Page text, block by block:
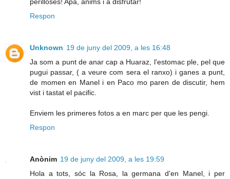
Respon
Unknown 19 de juny del 2009, a les 16:48
Ja som a punt de anar cap a Huaraz, l'estomac ple, pel que
pugui passar, ( a veure com sera el ranxo) i ganes a punt,
de momen en Manel i en Paco mo paren de discutir, hem
vist i tastat el pacific.
Enviem les primeres fotos a en marc per que les pengi.
Respon
Anònim 19 de juny del 2009, a les 19:59
Hola a tots, sóc la Rosa, la germana d'en Manel, i per